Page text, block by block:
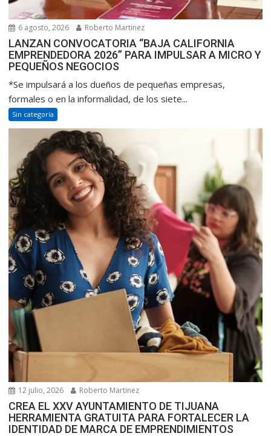
6 agosto, 2026 Roberto Martinez
LANZAN CONVOCATORIA “BAJA CALIFORNIA
EMPRENDEDORA 2026” PARA IMPULSAR A MICRO Y
PEQUEÑOS NEGOCIOS
*Se impulsará a los dueños de pequeñas empresas,
formales o en la informalidad, de los siete...
Sin categoría
12 julio, 2026 Roberto Martinez
CREA EL XXV AYUNTAMIENTO DE TIJUANA
HERRAMIENTA GRATUITA PARA FORTALECER LA
IDENTIDAD DE MARCA DE EMPRENDIMIENTOS